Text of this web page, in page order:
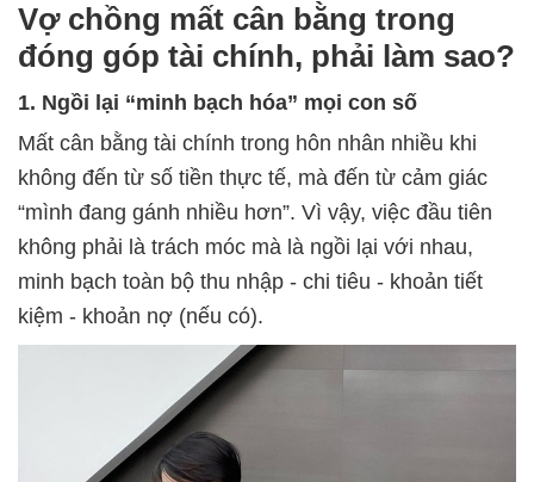
Vợ chồng mất cân bằng trong
đóng góp tài chính, phải làm sao?
1. Ngồi lại “minh bạch hóa” mọi con số
Mất cân bằng tài chính trong hôn nhân nhiều khi
không đến từ số tiền thực tế, mà đến từ cảm giác
“mình đang gánh nhiều hơn”. Vì vậy, việc đầu tiên
không phải là trách móc mà là ngồi lại với nhau,
minh bạch toàn bộ thu nhập - chi tiêu - khoản tiết
kiệm - khoản nợ (nếu có).